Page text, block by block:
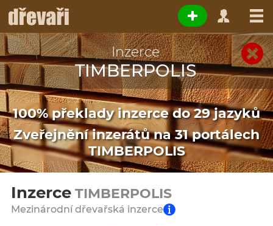
Inzerce
TIMBERPOLIS
100% překlady inzerce do 29 jazyků
Zveřejnění inzerátů na 31 portálech
TIMBERPOLIS
Inzerce TIMBERPOLIS
Mezinárodní dřevařská inzerce